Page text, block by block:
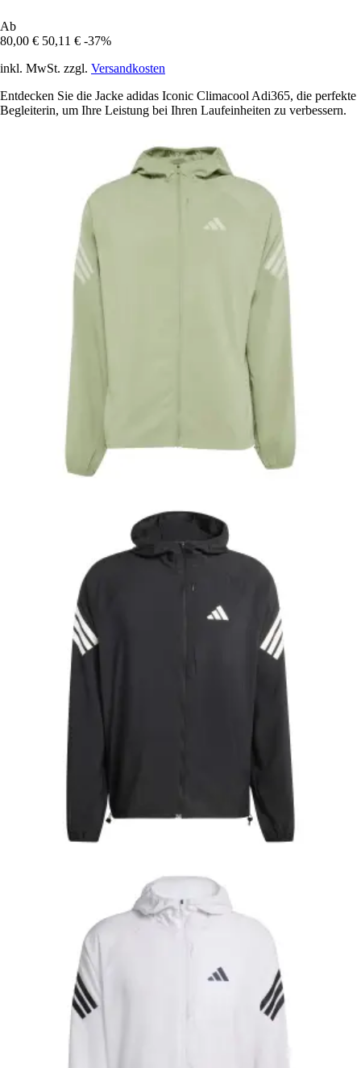
Ab
80,00 € 50,11 € -37%
inkl. MwSt. zzgl. Versandkosten
Entdecken Sie die Jacke adidas Iconic Climacool Adi365, die perfekte
Begleiterin, um Ihre Leistung bei Ihren Laufeinheiten zu verbessern.